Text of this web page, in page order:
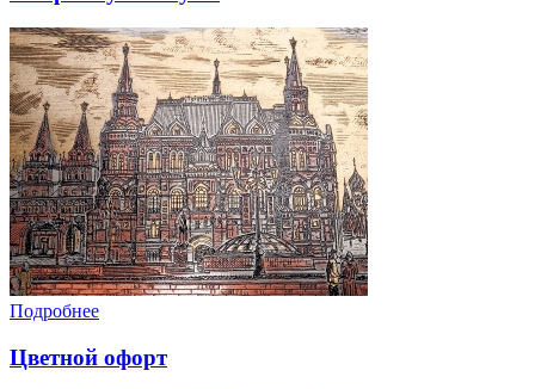
Подробнее
Цветной офорт